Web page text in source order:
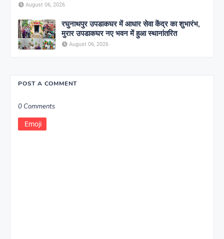
August 06, 2026
रघुनाथपुर उपडाकघर में आधार सेवा केंद्र का शुभारंभ,
मुरार उपडाकघर नए भवन में हुआ स्थानांतरित
August 06, 2026
POST A COMMENT
0 Comments
Emoji